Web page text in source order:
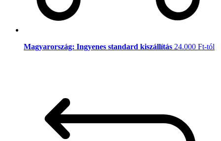
Magyarország: Ingyenes standard kiszállítás 24.000 Ft-tól